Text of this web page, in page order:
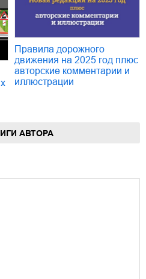
Правила дорожного
движения на 2025 год плюс
авторские комментарии и
иллюстрации
АВТОРА